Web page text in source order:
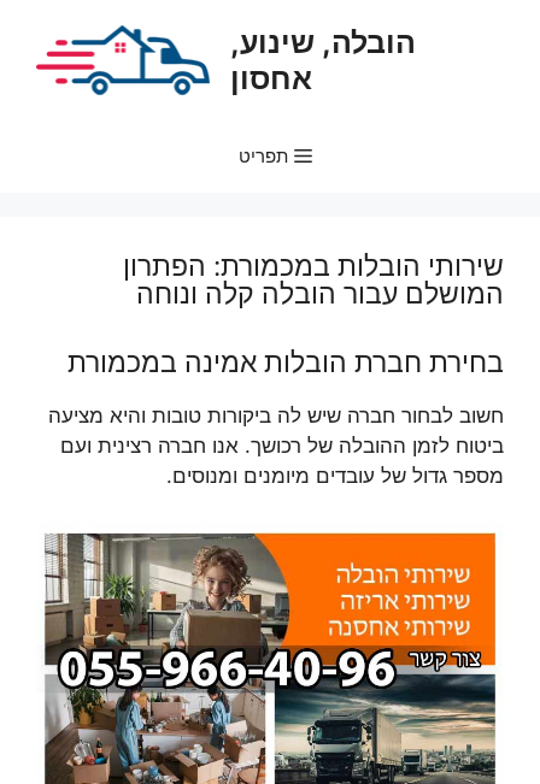
הובלה, שינוע,
אחסון
תפריט
שירותי הובלות במכמורת: הפתרון
המושלם עבור הובלה קלה ונוחה
בחירת חברת הובלות אמינה במכמורת
חשוב לבחור חברה שיש לה ביקורות טובות והיא מציעה
ביטוח לזמן ההובלה של רכושך. אנו חברה רצינית ועם
מספר גדול של עובדים מיומנים ומנוסים.